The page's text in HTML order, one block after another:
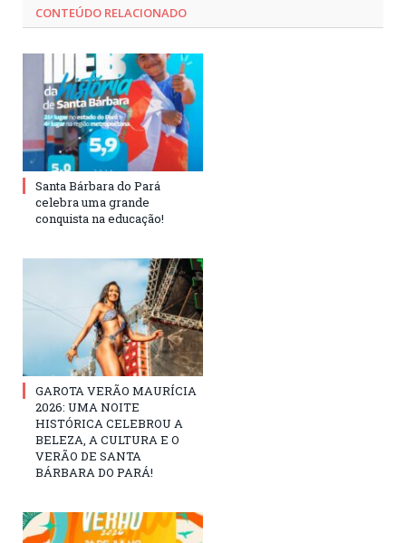
CONTEÚDO RELACIONADO
Santa Bárbara do Pará
celebra uma grande
conquista na educação!
GAROTA VERÃO MAURÍCIA
2026: UMA NOITE
HISTÓRICA CELEBROU A
BELEZA, A CULTURA E O
VERÃO DE SANTA
BÁRBARA DO PARÁ!